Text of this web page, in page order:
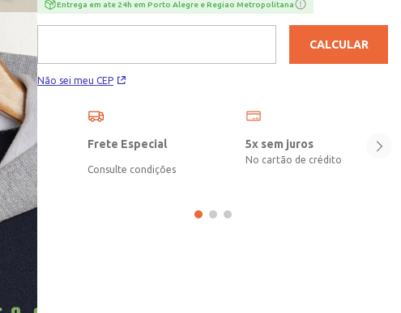
produções casuais com leveza, praticidade e muito estilo!\n\nTecido:
Entrega em ate 24h em Porto Alegre e Regiao Metropolitana
Não sei meu CEP
CALCULAR
Frete Especial
Consulte condições
5x sem juros
No cartão de crédito